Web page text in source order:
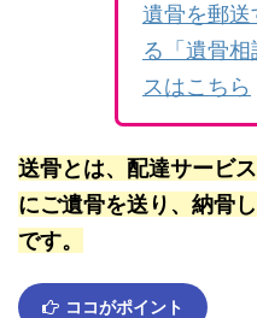
遺骨を郵
る「遺骨
スはこちら
送骨とは、配達サービ
にご遺骨を送り、納骨
です。
ココがポイント